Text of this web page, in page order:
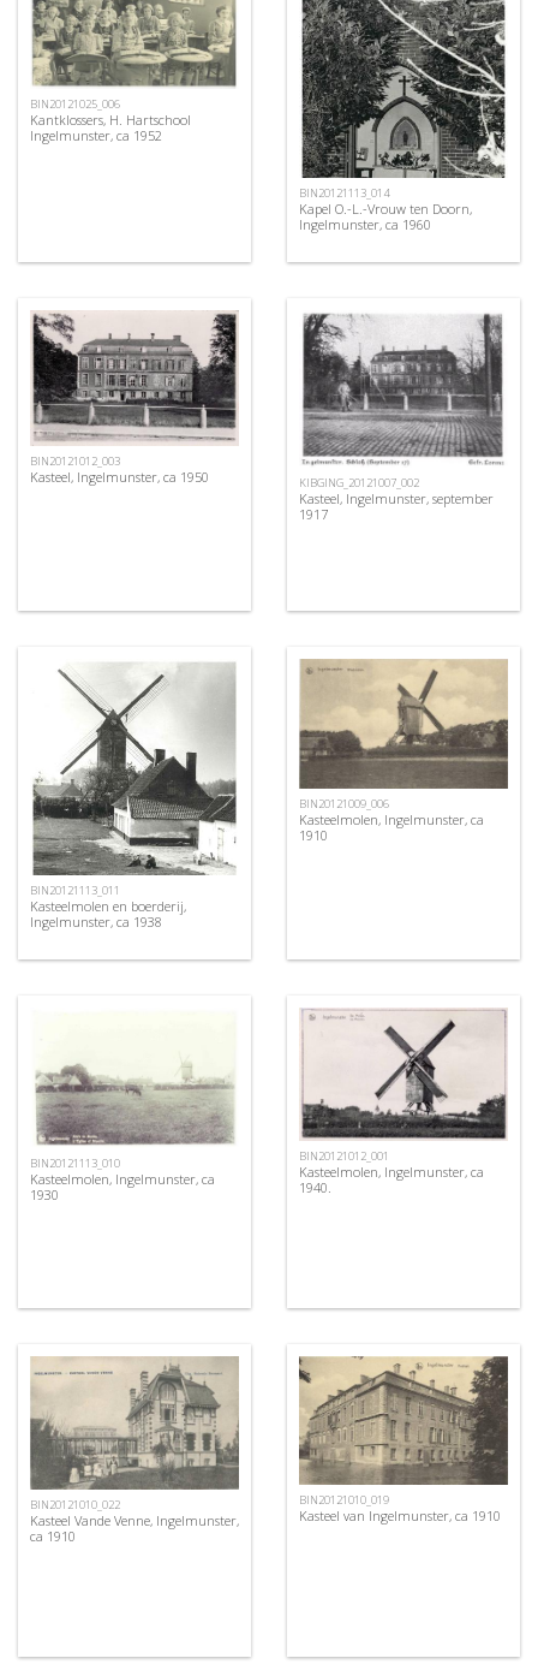
BIN20121025_006
Kantklossers, H. Hartschool
Ingelmunster, ca 1952
BIN20121113_014
Kapel O.-L.-Vrouw ten Doorn,
Ingelmunster, ca 1960
BIN20121012_003
Kasteel, Ingelmunster, ca 1950 KIBGING_20121007_002
Kasteel, Ingelmunster, september
1917
BIN20121113_011
Kasteelmolen en boerderij,
Ingelmunster, ca 1938
BIN20121009_006
Kasteelmolen, Ingelmunster, ca
1910
BIN20121113_010
Kasteelmolen, Ingelmunster, ca
1930
BIN20121012_001
Kasteelmolen, Ingelmunster, ca
1940.
BIN20121010_022
Kasteel Vande Venne, Ingelmunster,
ca 1910
BIN20121010_019
Kasteel van Ingelmunster, ca 1910